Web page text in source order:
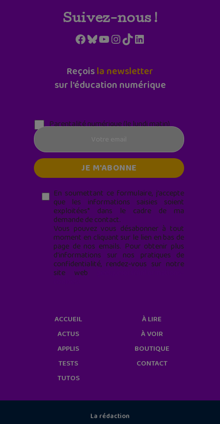
Suivez-nous !
Facebook
Bluesky
YouTube
Instagram
TikTokLinkedIn
Reçoisla newsletter
sur l'éducation numérique
Parentalité numérique (le lundi matin)
En soumettant ce formulaire, j’accepte
que les informations saisies soient
exploitées* dans le cadre de ma
demande de contact.
Vous pouvez vous désabonner à tout
moment en cliquant sur le lien en bas de
page de nos emails. Pour obtenir plus
d'informations sur nos pratiques de
confidentialité, rendez-vous sur notre
site web
ACCUEIL
ACTUS
APPLIS
TESTS
TUTOS
À LIRE
À VOIR
BOUTIQUE
CONTACT
La rédaction